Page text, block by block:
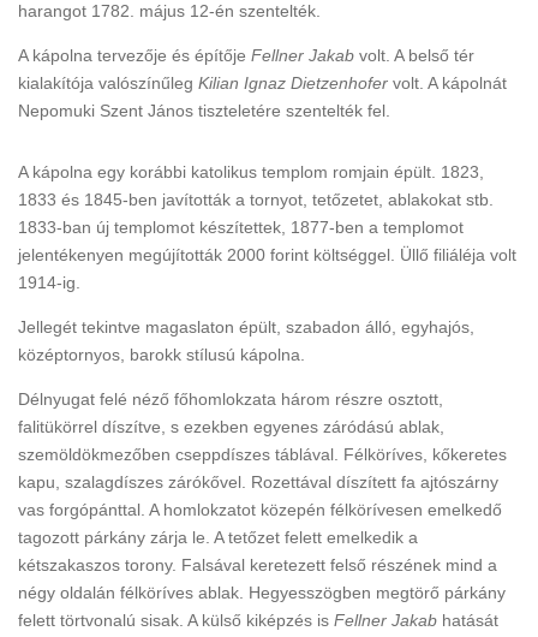
harangot 1782. május 12-én szentelték.
A kápolna tervezője és építője Fellner Jakab volt. A belső tér
kialakítója valószínűleg Kilian Ignaz Dietzenhofer volt. A kápolnát
Nepomuki Szent János tiszteletére szentelték fel.
A kápolna egy korábbi katolikus templom romjain épült. 1823,
1833 és 1845-ben javították a tornyot, tetőzetet, ablakokat stb.
1833-ban új templomot készítettek, 1877-ben a templomot
jelentékenyen megújították 2000 forint költséggel. Üllő filiáléja volt
1914-ig.
Jellegét tekintve magaslaton épült, szabadon álló, egyhajós,
középtornyos, barokk stílusú kápolna.
Délnyugat felé néző főhomlokzata három részre osztott,
falitükörrel díszítve, s ezekben egyenes záródású ablak,
szemöldökmezőben cseppdíszes táblával. Félköríves, kőkeretes
kapu, szalagdíszes zárókővel. Rozettával díszített fa ajtószárny
vas forgópánttal. A homlokzatot közepén félkörívesen emelkedő
tagozott párkány zárja le. A tetőzet felett emelkedik a
kétszakaszos torony. Falsával keretezett felső részének mind a
négy oldalán félköríves ablak. Hegyesszögben megtörő párkány
felett törtvonalú sisak. A külső kiképzés is Fellner Jakab hatását